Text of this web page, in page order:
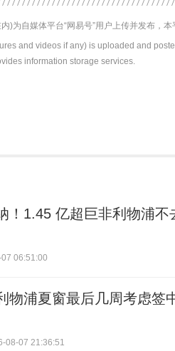
)为自媒体平台“网易号”用户上传并发布，本
and videos if any) is uploaded and
information storage services.
！1.45 亿超巨非利物浦不
06:51:00
物浦夏窗最后几周考虑签
08-07 21:36:51